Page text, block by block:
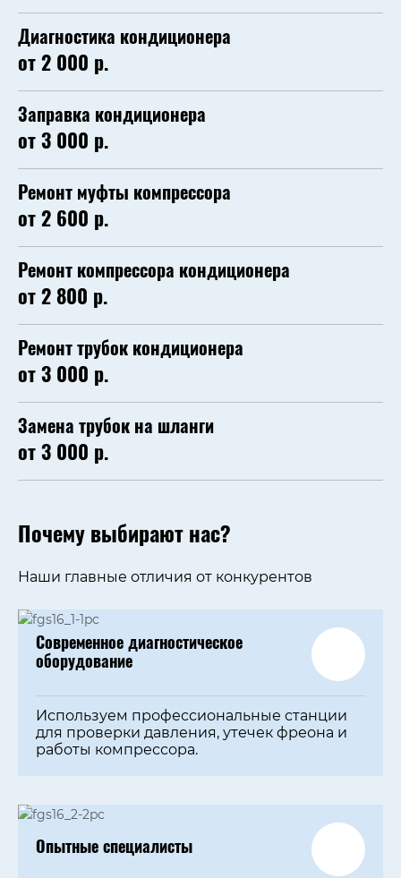
Диагностика кондиционера
от 2 000 р.
Заправка кондиционера
от 3 000 р.
Ремонт муфты компрессора
от 2 600 р.
Ремонт компрессора кондиционера
от 2 800 р.
Ремонт трубок кондиционера
от 3 000 р.
Замена трубок на шланги
от 3 000 р.
Почему выбирают нас?
Наши главные отличия от конкурентов
Современное диагностическое
оборудование
Используем профессиональные станции
для проверки давления, утечек фреона и
работы компрессора.
Опытные специалисты